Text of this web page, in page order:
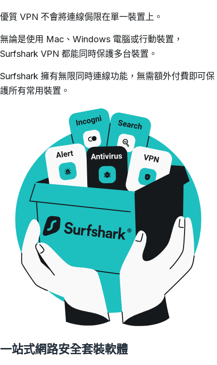
優質 VPN 不會將連線侷限在單一裝置上。
無論是使用 Mac、Windows 電腦或行動裝置，
Surfshark VPN 都能同時保護多台裝置。
Surfshark 擁有無限同時連線功能，無需額外付費即可保
護所有常用裝置。
一站式網路安全套裝軟體